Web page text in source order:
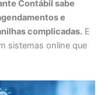
Contábil sabe
e
complicadas. E
sistemas online que